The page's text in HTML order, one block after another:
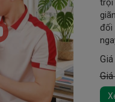
trội
đối